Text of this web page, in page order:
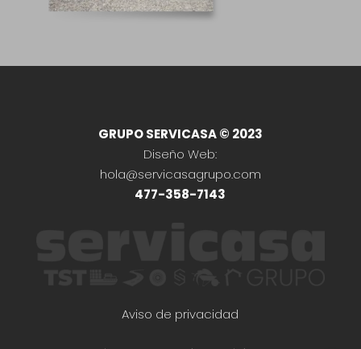
GRUPO SERVICASA © 2023
Diseño Web:
hola@servicasagrupo.com
477-358-7143
Aviso de privacidad